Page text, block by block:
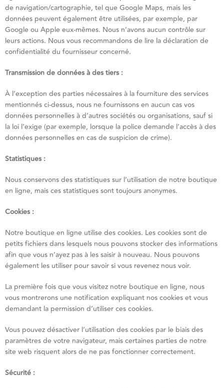
de navigation/cartographie, tel que Google Maps, mais les
données peuvent également être utilisées, par exemple, par
Google ou Apple eux-mêmes. Nous n’avons aucun contrôle sur
leurs actions. Nous vous recommandons de lire la déclaration de
confidentialité du fournisseur concerné.
Transmission de données à des tiers :
À l’exception des parties nécessaires à la fourniture des services
mentionnés ci-dessus, nous ne fournissons en aucun cas vos
données personnelles à d’autres sociétés ou organisations, sauf si
la loi l’exige (par exemple, lorsque la police demande l’accès à des
données personnelles en cas de suspicion de crime).
Statistiques :
Nous conservons des statistiques sur l’utilisation de notre boutique
en ligne, mais ces statistiques sont toujours anonymes.
Cookies :
Notre boutique en ligne utilise des cookies. Les cookies sont de
petits fichiers dans lesquels nous pouvons stocker des informations
afin que vous n’ayez pas à les saisir à nouveau. Nous pouvons
également les utiliser pour savoir si vous revenez nous voir.
La première fois que vous visitez notre boutique en ligne, nous
vous montrerons une notification expliquant nos cookies et vous
demandant la permission d’utiliser ces cookies.
Vous pouvez désactiver l’utilisation des cookies par le biais des
paramètres de votre navigateur, mais certaines parties de notre
site web risquent alors de ne pas fonctionner correctement.
Sécurité :